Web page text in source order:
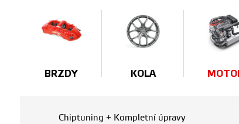
BRZDY KOLA
Chiptuning + Kompletní úpravy